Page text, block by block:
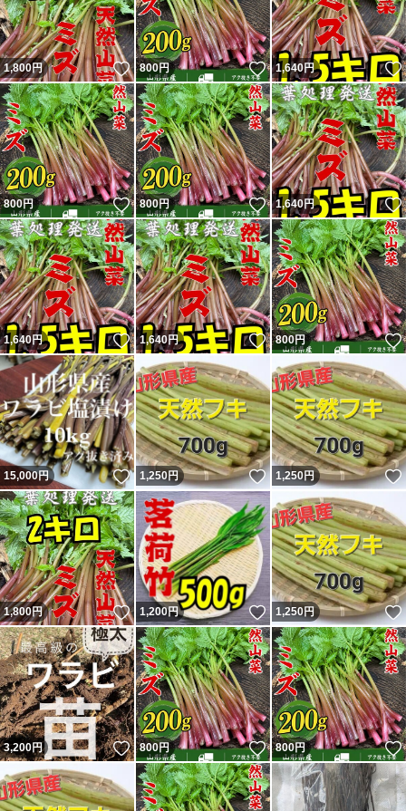
1,800円 いいね！
800円 いいね！
1,640円
800円 いいね！
800円 いいね！
1,640円
1,640円 いいね！
1,640円 いいね！
800円
15,000円 いいね！
1,250円 いいね！
1,250円
1,800円 いいね！
1,200円 いいね！
1,250円
3,200円 いいね！
800円 いいね！
800円